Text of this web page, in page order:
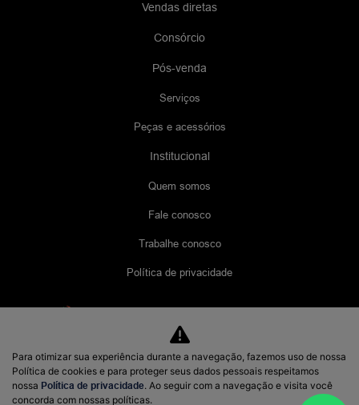
Vendas diretas
Consórcio
Pós-venda
Serviços
Peças e acessórios
Institucional
Quem somos
Fale conosco
Trabalhe conosco
Política de privacidade
Lyra comércio de Veículos
48.956.621/0001-70
Para otimizar sua experiência durante a navegação, fazemos uso de nossa
Política de cookies e para proteger seus dados pessoais respeitamos
nossa Política de privacidade. Ao seguir com a navegação e visita você
concorda com nossas políticas.